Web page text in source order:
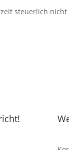
steuerlich